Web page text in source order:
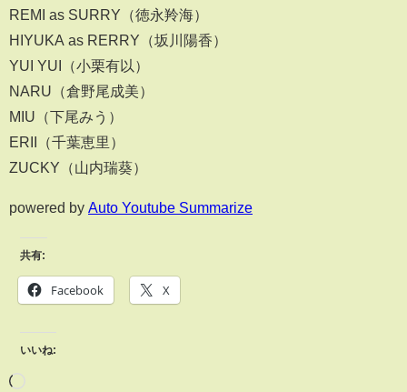
REMI as SURRY（徳永羚海）
HIYUKA as RERRY（坂川陽香）
YUI YUI（小栗有以）
NARU（倉野尾成美）
MIU（下尾みう）
ERII（千葉恵里）
ZUCKY（山内瑞葵）
powered by Auto Youtube Summarize
共有:
Facebook X
いいね: